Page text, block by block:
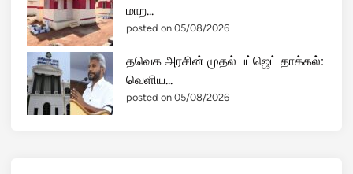
மாற...
posted on 05/08/2026
தவெக அரசின் முதல் பட்ஜெட் தாக்கல்:
வெளிய...
posted on 05/08/2026